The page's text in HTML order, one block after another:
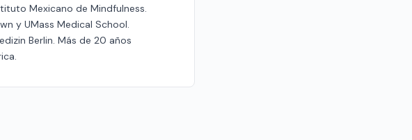
Mexicano de Mindfulness.
y UMass Medical School.
Berlin. Más de 20 años